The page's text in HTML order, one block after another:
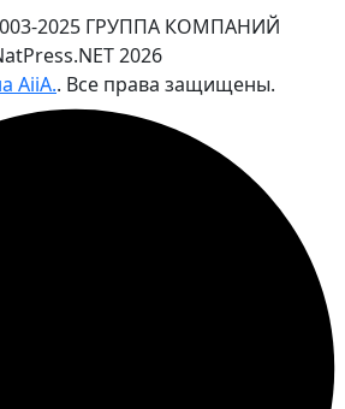
2025 ГРУППА КОМПАНИЙ
2026
AiiA.. Все права защищены.